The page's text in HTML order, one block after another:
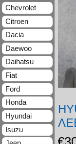
Chevrolet
Citroen
Dacia
Daewoo
Daihatsu
Fiat
Ford
Honda
Hyundai
Isuzu